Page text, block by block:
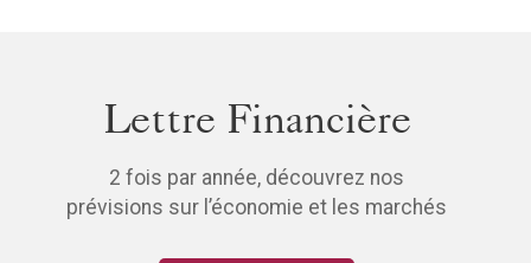
Lettre Financière
2 fois par année, découvrez nos
prévisions sur l’économie et les marchés